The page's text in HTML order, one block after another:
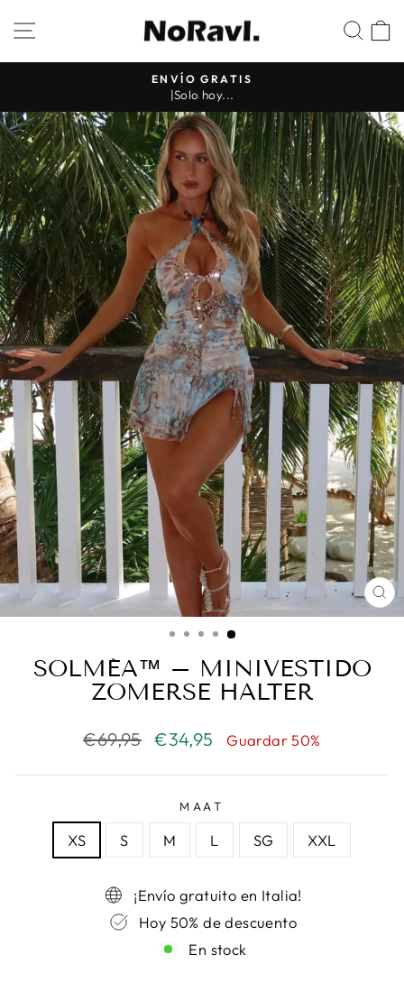
directamenteNAVEGACIÓN
diapositivas
pausa
ENVÍO GRATIS
|Solo hoy...
SOLMÉA™ – MINIVESTIDO
ZOMERSE HALTER
Precio
€69,95
Precio
oferta
€34,95 Guardar 50%
MAAT
XS S M L SG XXL
¡Envío gratuito en Italia!
Hoy 50% de descuento
En stock